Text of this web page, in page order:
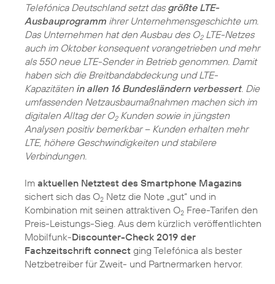
Telefónica Deutschland setzt das größte LTE-
Ausbauprogramm ihrer Unternehmensgeschichte um.
Das Unternehmen hat den Ausbau des O2LTE-Netzes
auch im Oktober konsequent vorangetrieben und mehr
als 550 neue LTE-Sender in Betrieb genommen. Damit
haben sich die Breitbandabdeckung und LTE-
Kapazitäten in allen 16 Bundesländern verbessert. Die
umfassenden Netzausbaumaßnahmen machen sich im
digitalen Alltag der O2Kunden sowie in jüngsten
Analysen positiv bemerkbar – Kunden erhalten mehr
LTE, höhere Geschwindigkeiten und stabilere
Verbindungen.
Im aktuellen Netztest des Smartphone Magazins
sichert sich das O2 Netz die Note „gut“ und in
Kombination mit seinen attraktiven O2 Free-Tarifen den
Preis-Leistungs-Sieg. Aus dem kürzlich veröffentlichten
Mobilfunk-Discounter-Check 2019 der
Fachzeitschrift connect ging Telefónica als bester
Netzbetreiber für Zweit- und Partnermarken hervor.